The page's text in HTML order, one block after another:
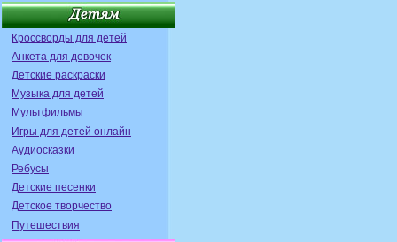
Кроссворды для детей
Анкета для девочек
Детские раскраски
Музыка для детей
Мультфильмы
Игры для детей онлайн
Аудиосказки
Ребусы
Детские песенки
Детское творчество
Путешествия